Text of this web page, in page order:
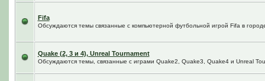
Fifa
Обсуждаются темы связанные с компьютерной футбольной игрой Fifa в
Quake (2, 3 и 4), Unreal Tournament
Обсуждаются темы, связанные с играми Quake2, Quake3, Quake4 и Unreal